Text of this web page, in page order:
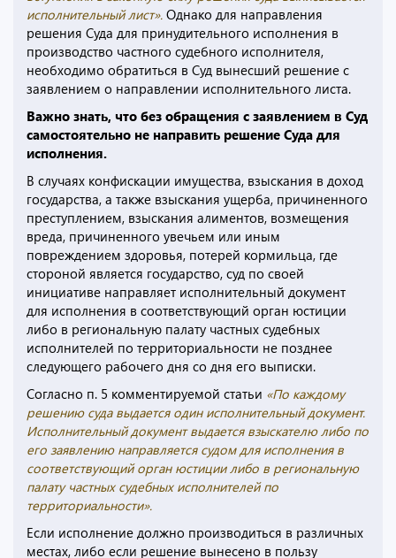
исполнительный лист». Однако для направления
решения Суда для принудительного исполнения в
производство частного судебного исполнителя,
необходимо обратиться в Суд вынесший решение с
заявлением о направлении исполнительного листа.
Важно знать, что без обращения с заявлением в Суд
самостоятельно не направить решение Суда для
исполнения.
В случаях конфискации имущества, взыскания в доход
государства, а также взыскания ущерба, причиненного
преступлением, взыскания алиментов, возмещения
вреда, причиненного увечьем или иным
повреждением здоровья, потерей кормильца, где
стороной является государство, суд по своей
инициативе направляет исполнительный документ
для исполнения в соответствующий орган юстиции
либо в региональную палату частных судебных
исполнителей по территориальности не позднее
следующего рабочего дня со дня его выписки.
Согласно п. 5 комментируемой статьи «По каждому
решению суда выдается один исполнительный документ.
Исполнительный документ выдается взыскателю либо по
его заявлению направляется судом для исполнения в
соответствующий орган юстиции либо в региональную
палату частных судебных исполнителей по
территориальности».
Если исполнение должно производиться в различных
местах, либо если решение вынесено в пользу